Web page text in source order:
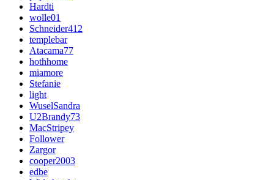
Hardti
wolle01
Schneider412
templebar
Atacama77
hothhome
miamore
Stefanie
light
WuselSandra
U2Brandy73
MacStripey
Follower
Zargor
cooper2003
edbe